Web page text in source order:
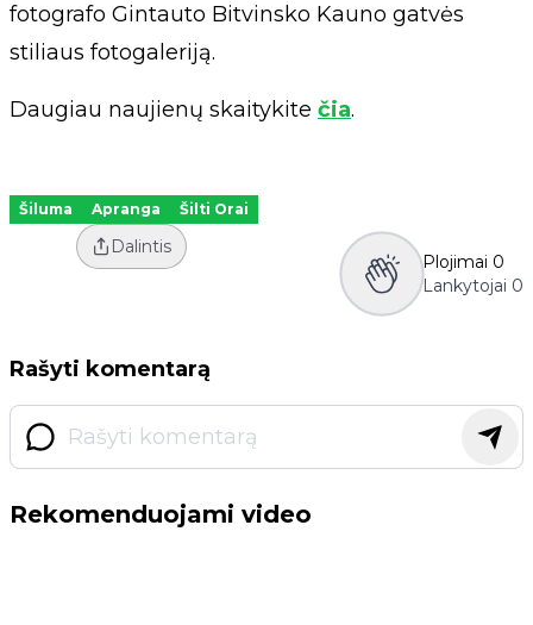
fotografo Gintauto Bitvinsko Kauno gatvės
stiliaus fotogaleriją.
Daugiau naujienų skaitykite čia.
Šiluma Apranga Šilti Orai
Dalintis
Plojimai 0
Lankytojai 0
Rašyti komentarą
Rekomenduojami video